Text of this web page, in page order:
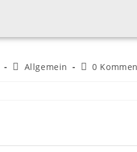
Allgemein 0